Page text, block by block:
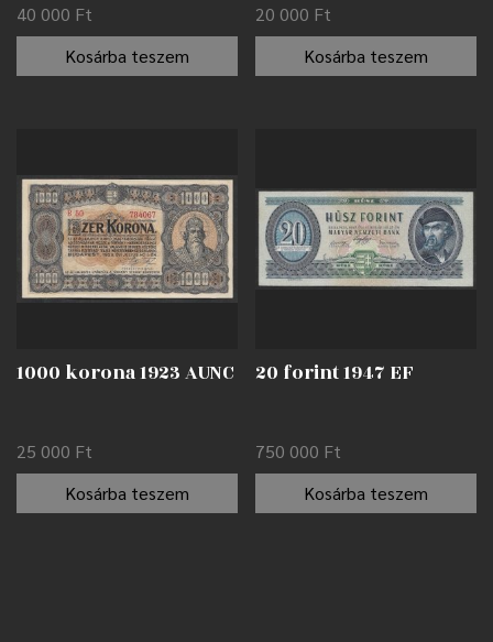
40 000 Ft
Kosárba teszem
20 000 Ft
Kosárba teszem
1000 korona 1923 AUNC
25 000 Ft
Kosárba teszem
20 forint 1947 EF
750 000 Ft
Kosárba teszem